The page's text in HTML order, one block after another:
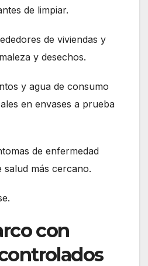
de limpiar.
de viviendas y
y desechos.
y agua de consumo
en envases a prueba
de enfermedad
más cercano.
con